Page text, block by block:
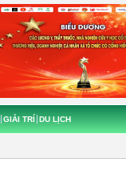
GIẢI TRÍ DU LỊCH